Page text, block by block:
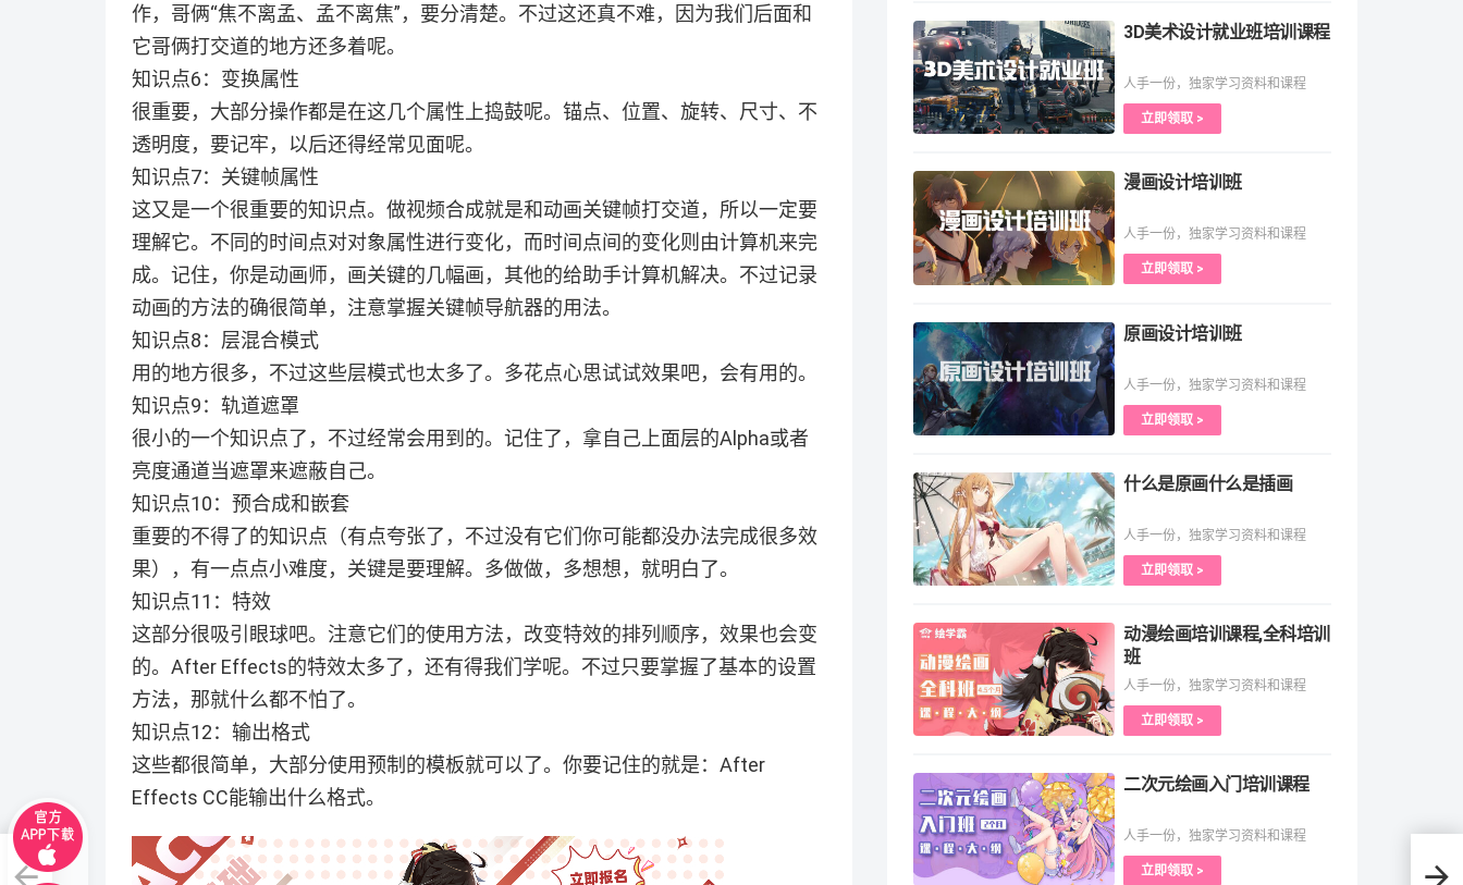
作，哥俩“焦不离孟、孟不离焦”，要分清楚。不过这还真不难，因为我们后面和
它哥俩打交道的地方还多着呢。
知识点6：变换属性
很重要，大部分操作都是在这几个属性上捣鼓呢。锚点、位置、旋转、尺寸、不
透明度，要记牢，以后还得经常见面呢。
知识点7：关键帧属性
这又是一个很重要的知识点。做视频合成就是和动画关键帧打交道，所以一定要
理解它。不同的时间点对对象属性进行变化，而时间点间的变化则由计算机来完
成。记住，你是动画师，画关键的几幅画，其他的给助手计算机解决。不过记录
动画的方法的确很简单，注意掌握关键帧导航器的用法。
知识点8：层混合模式
用的地方很多，不过这些层模式也太多了。多花点心思试试效果吧，会有用的。
知识点9：轨道遮罩
很小的一个知识点了，不过经常会用到的。记住了，拿自己上面层的Alpha或者
亮度通道当遮罩来遮蔽自己。
知识点10：预合成和嵌套
重要的不得了的知识点（有点夸张了，不过没有它们你可能都没办法完成很多效
果），有一点点小难度，关键是要理解。多做做，多想想，就明白了。
知识点11：特效
这部分很吸引眼球吧。注意它们的使用方法，改变特效的排列顺序，效果也会变
的。After Effects的特效太多了，还有得我们学呢。不过只要掌握了基本的设置
方法，那就什么都不怕了。
知识点12：输出格式
这些都很简单，大部分使用预制的模板就可以了。你要记住的就是：After
Effects CC能输出什么格式。
影视
3D美术设计就业班培训课程
人手一份，独家学习资料和课程
立即领取 >
漫画设计培训班
人手一份，独家学习资料和课程
立即领取 >
原画设计培训班
人手一份，独家学习资料和课程
立即领取 >
什么是原画什么是插画
人手一份，独家学习资料和课程
立即领取 >
动漫绘画培训课程,全科培训
班
人手一份，独家学习资料和课程
立即领取 >
二次元绘画入门培训课程
人手一份，独家学习资料和课程
立即领取 >